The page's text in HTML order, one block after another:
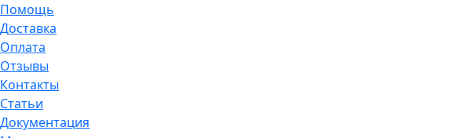
Помощь
Доставка
Оплата
Отзывы
Контакты
Статьи
Документация